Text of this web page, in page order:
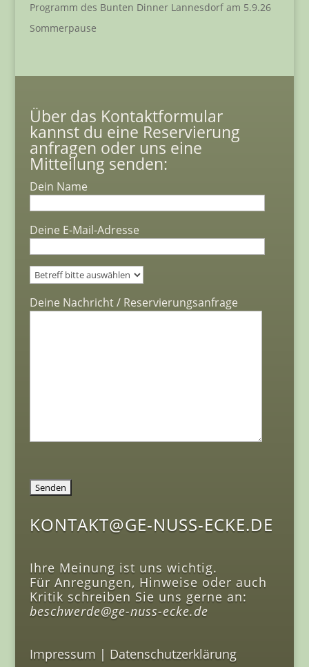
Programm des Bunten Dinner Lannesdorf am 5.9.26
Sommerpause
Über das Kontaktformular
kannst du eine Reservierung
anfragen oder uns eine
Mitteilung senden:
Dein Name
Deine E-Mail-Adresse
Deine Nachricht / Reservierungsanfrage
KONTAKT@GE-NUSS-ECKE.DE
Ihre Meinung ist uns wichtig.
Für Anregungen, Hinweise oder auch
Kritik schreiben Sie uns gerne an:
beschwerde@ge-nuss-ecke.de
Impressum | Datenschutzerklärung